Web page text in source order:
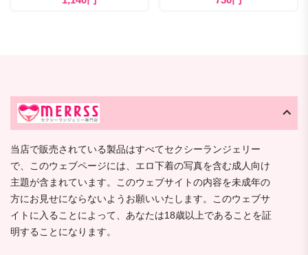
当店で販売されている製品はすべてセクシーランジェリー
で、このウェブページには、エロ下着の写真を含む成人向け
主題が含まれています。このウェブサイトの内容を未成年の
方にお見せにならないようお願いいたします。このウェブサ
イトに入ることによって、あなたは18歳以上であることを証
明することになります。